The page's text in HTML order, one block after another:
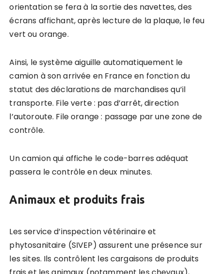
orientation se fera à la sortie des navettes, des
écrans affichant, après lecture de la plaque, le feu
vert ou orange.
Ainsi, le système aiguille automatiquement le
camion à son arrivée en France en fonction du
statut des déclarations de marchandises qu’il
transporte. File verte : pas d’arrêt, direction
l’autoroute. File orange : passage par une zone de
contrôle.
Un camion qui affiche le code-barres adéquat
passera le contrôle en deux minutes.
Animaux et produits frais
Les service d’inspection vétérinaire et
phytosanitaire (SIVEP) assurent une présence sur
les sites. Ils contrôlent les cargaisons de produits